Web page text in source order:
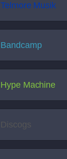
Telmore Musik
Bandcamp
Hype Machine
Discogs